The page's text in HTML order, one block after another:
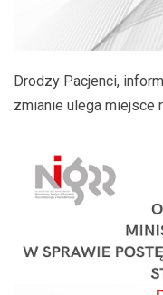
Drodzy Pacjenci,
zmianie ulega miejsce